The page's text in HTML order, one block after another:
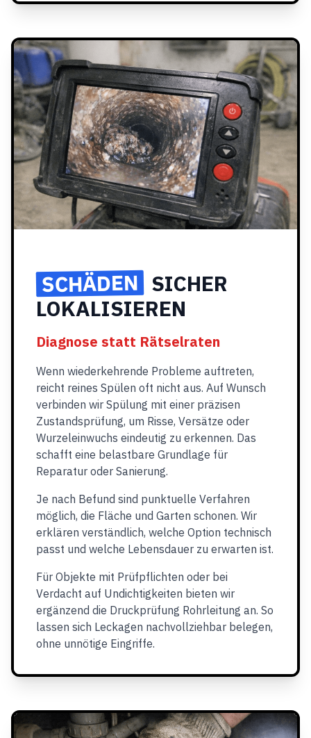
SCHÄDEN SICHER
LOKALISIEREN
Diagnose statt Rätselraten
Wenn wiederkehrende Probleme auftreten,
reicht reines Spülen oft nicht aus. Auf Wunsch
verbinden wir Spülung mit einer präzisen
Zustandsprüfung, um Risse, Versätze oder
Wurzeleinwuchs eindeutig zu erkennen. Das
schafft eine belastbare Grundlage für
Reparatur oder Sanierung.
Je nach Befund sind punktuelle Verfahren
möglich, die Fläche und Garten schonen. Wir
erklären verständlich, welche Option technisch
passt und welche Lebensdauer zu erwarten ist.
Für Objekte mit Prüfpflichten oder bei
Verdacht auf Undichtigkeiten bieten wir
ergänzend die Druckprüfung Rohrleitung an. So
lassen sich Leckagen nachvollziehbar belegen,
ohne unnötige Eingriffe.